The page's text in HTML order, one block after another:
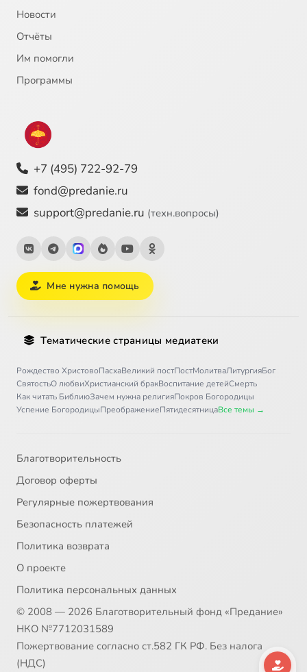
Новости
Отчёты
Им помогли
Программы
+7 (495) 722-92-79
fond@predanie.ru
support@predanie.ru (техн.вопросы)
Мне нужна помощь
Тематические страницы медиатеки
Рождество ХристовоПасхаВеликий постПостМолитваЛитургияБог
СвятостьО любвиХристианский бракВоспитание детейСмерть
Как читать БиблиюЗачем нужна религияПокров Богородицы
Успение БогородицыПреображениеПятидесятницаВсе темы →
Благотворительность
Договор оферты
Регулярные пожертвования
Безопасность платежей
Политика возврата
О проекте
Политика персональных данных
© 2008 — 2026 Благотворительный фонд «Предание»
НКО №7712031589
Пожертвование согласно ст.582 ГК РФ. Без налога
(НДС)